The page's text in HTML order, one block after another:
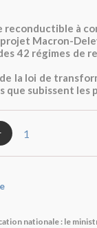
reconductible à
Macron-
42 régimes de
de la loi de
que subissent les
1
nationale : le